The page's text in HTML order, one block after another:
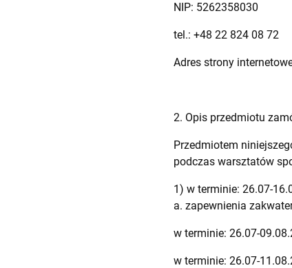
NIP: 5262358030
tel.: +48 22 824 08 72
Adres strony
2. Opis przedmiotu
Przedmiotem
podczas warsztatów
1) w terminie: 26.07-
a. zapewnienia
w terminie: 26.07-
w terminie: 26.07-